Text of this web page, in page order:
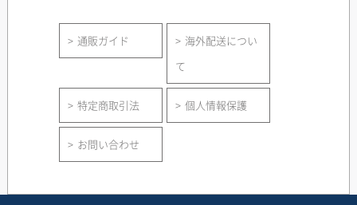
通販ガイド
海外配送につい
て
特定商取引法 個人情報保護
お問い合わせ